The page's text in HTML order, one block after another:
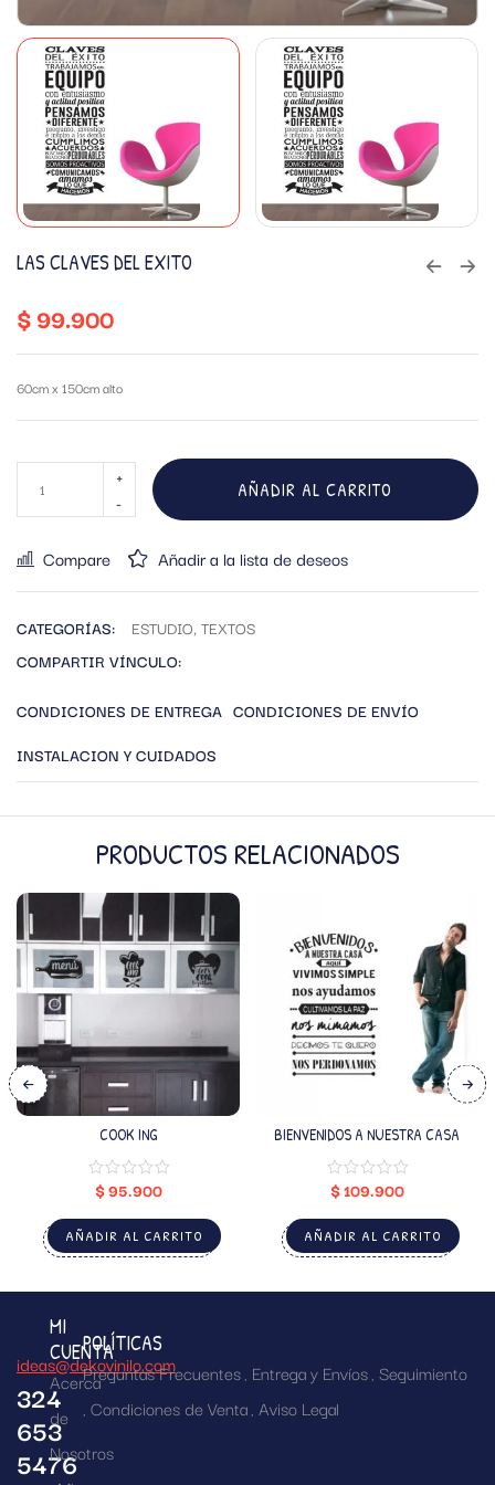
LAS CLAVES DEL EXITO
$99.900
60cm x 150cm alto
AÑADIR AL CARRITO
Compare Añadir a la lista de deseos
CATEGORÍAS: ESTUDIO, TEXTOS
COMPARTIR VÍNCULO:
CONDICIONES DE ENTREGA CONDICIONES DE ENVÍO
INSTALACION Y CUIDADOS
PRODUCTOS RELACIONADOS
COOK ING
$95.900
AÑADIR AL CARRITO
BIENVENIDOS A NUESTRA CASA
$109.900
AÑADIR AL CARRITO
ideas@dekovinilo.com
324
653
5476
MI
CUENTA
Acerca
de
Nosotros
POLÍTICAS
Preguntas Frecuentes Entrega y Envíos Seguimiento
Condiciones de Venta Aviso Legal